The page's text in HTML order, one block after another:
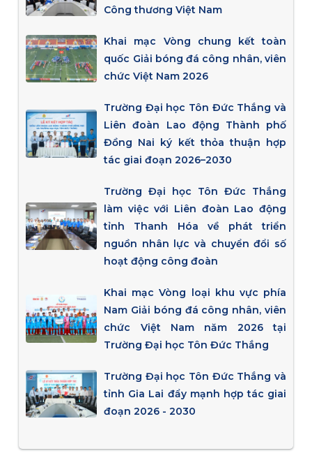
Công thương Việt Nam
Khai mạc Vòng chung kết toàn
quốc Giải bóng đá công nhân, viên
chức Việt Nam 2026
Trường Đại học Tôn Đức Thắng và
Liên đoàn Lao động Thành phố
Đồng Nai ký kết thỏa thuận hợp
tác giai đoạn 2026–2030
Trường Đại học Tôn Đức Thắng
làm việc với Liên đoàn Lao động
tỉnh Thanh Hóa về phát triển
nguồn nhân lực và chuyển đổi số
hoạt động công đoàn
Khai mạc Vòng loại khu vực phía
Nam Giải bóng đá công nhân, viên
chức Việt Nam năm 2026 tại
Trường Đại học Tôn Đức Thắng
Trường Đại học Tôn Đức Thắng và
tỉnh Gia Lai đẩy mạnh hợp tác giai
đoạn 2026 - 2030